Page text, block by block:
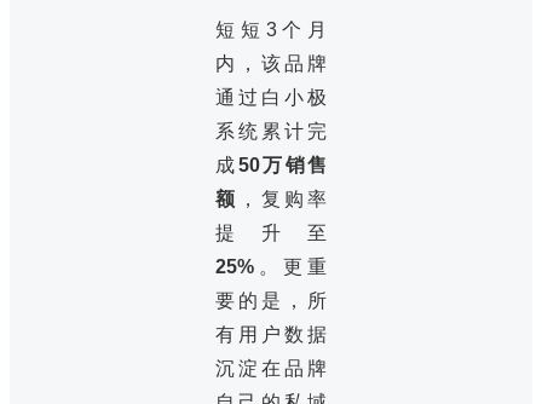
短短3个月
内，该品牌
通过白小极
系统累计完
成50万销售
额 ，复购率
提升至
25% 。更重
要的是，所
有用户数据
沉淀在品牌